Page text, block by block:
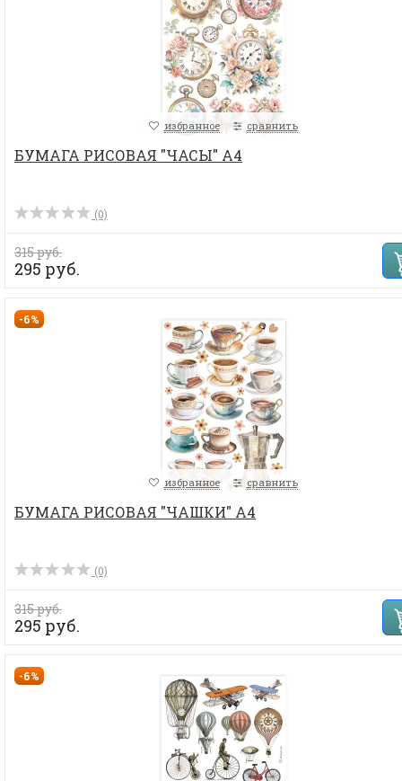
избранное сравнить
БУМАГА РИСОВАЯ "ЧАСЫ" А4
(0)
315 руб.
295 руб.
-6%
избранное сравнить
БУМАГА РИСОВАЯ "ЧАШКИ" А4
(0)
315 руб.
295 руб.
-6%